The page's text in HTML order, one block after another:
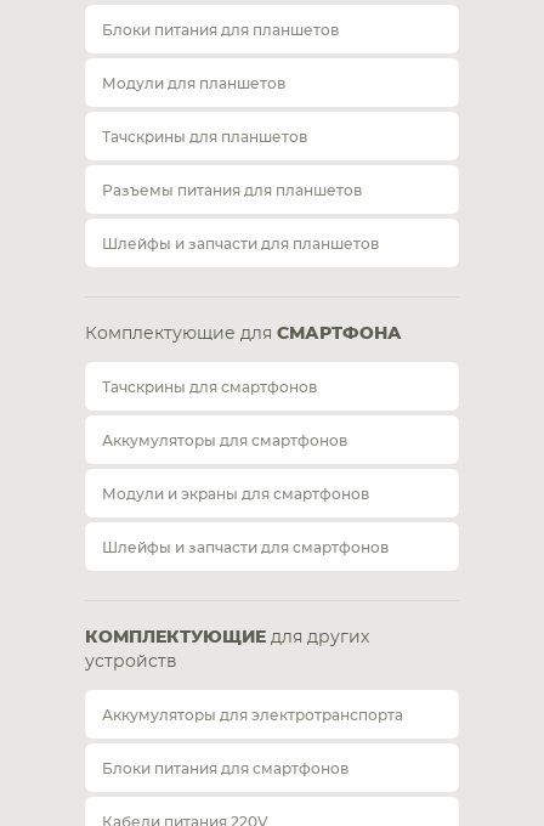
Блоки питания для планшетов
Модули для планшетов
Тачскрины для планшетов
Разъемы питания для планшетов
Шлейфы и запчасти для планшетов
Комплектующие для СМАРТФОНА
Тачскрины для смартфонов
Аккумуляторы для смартфонов
Модули и экраны для смартфонов
Шлейфы и запчасти для смартфонов
КОМПЛЕКТУЮЩИЕ для других
устройств
Аккумуляторы для электротранспорта
Блоки питания для смартфонов
Кабели питания 220V